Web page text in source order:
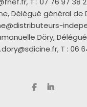
Délégué général de
Döry,
T : 06